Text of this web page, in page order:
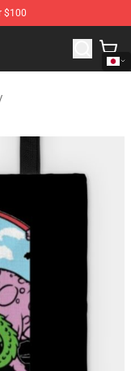
$100
Triplets